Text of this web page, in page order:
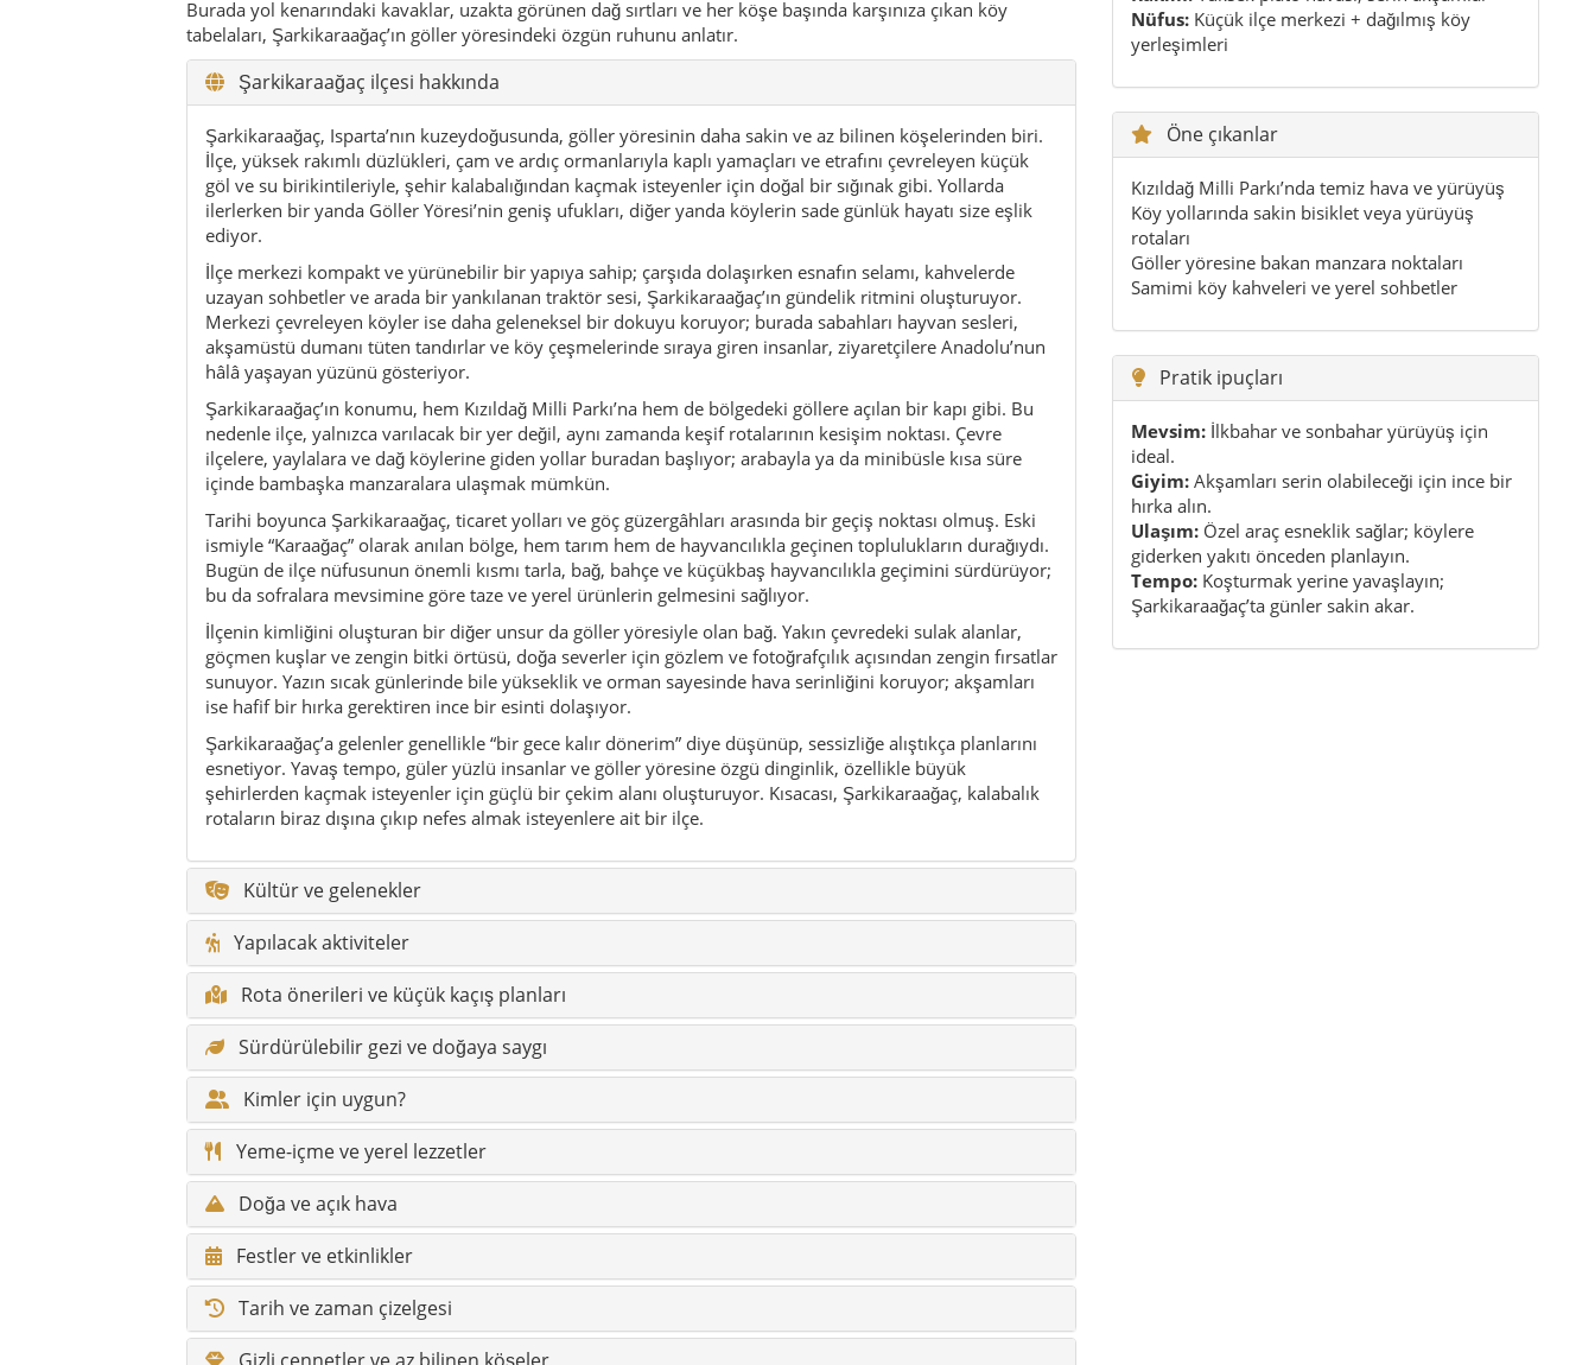
Burada yol kenarındaki kavaklar, uzakta görünen dağ sırtları ve her köşe başında karşınıza çıkan köy
tabelaları, Şarkikaraağaç’ın göller yöresindeki özgün ruhunu anlatır.
Şarkikaraağaç ilçesi hakkında
Şarkikaraağaç, Isparta’nın kuzeydoğusunda, göller yöresinin daha sakin ve az bilinen köşelerinden biri.
İlçe, yüksek rakımlı düzlükleri, çam ve ardıç ormanlarıyla kaplı yamaçları ve etrafını çevreleyen küçük
göl ve su birikintileriyle, şehir kalabalığından kaçmak isteyenler için doğal bir sığınak gibi. Yollarda
ilerlerken bir yanda Göller Yöresi’nin geniş ufukları, diğer yanda köylerin sade günlük hayatı size eşlik
ediyor.
İlçe merkezi kompakt ve yürünebilir bir yapıya sahip; çarşıda dolaşırken esnafın selamı, kahvelerde
uzayan sohbetler ve arada bir yankılanan traktör sesi, Şarkikaraağaç’ın gündelik ritmini oluşturuyor.
Merkezi çevreleyen köyler ise daha geleneksel bir dokuyu koruyor; burada sabahları hayvan sesleri,
akşamüstü dumanı tüten tandırlar ve köy çeşmelerinde sıraya giren insanlar, ziyaretçilere Anadolu’nun
hâlâ yaşayan yüzünü gösteriyor.
Şarkikaraağaç’ın konumu, hem Kızıldağ Milli Parkı’na hem de bölgedeki göllere açılan bir kapı gibi. Bu
nedenle ilçe, yalnızca varılacak bir yer değil, aynı zamanda keşif rotalarının kesişim noktası. Çevre
ilçelere, yaylalara ve dağ köylerine giden yollar buradan başlıyor; arabayla ya da minibüsle kısa süre
içinde bambaşka manzaralara ulaşmak mümkün.
Tarihi boyunca Şarkikaraağaç, ticaret yolları ve göç güzergâhları arasında bir geçiş noktası olmuş. Eski
ismiyle “Karaağaç” olarak anılan bölge, hem tarım hem de hayvancılıkla geçinen toplulukların durağıydı.
Bugün de ilçe nüfusunun önemli kısmı tarla, bağ, bahçe ve küçükbaş hayvancılıkla geçimini sürdürüyor;
bu da sofralara mevsimine göre taze ve yerel ürünlerin gelmesini sağlıyor.
İlçenin kimliğini oluşturan bir diğer unsur da göller yöresiyle olan bağ. Yakın çevredeki sulak alanlar,
göçmen kuşlar ve zengin bitki örtüsü, doğa severler için gözlem ve fotoğrafçılık açısından zengin fırsatlar
sunuyor. Yazın sıcak günlerinde bile yükseklik ve orman sayesinde hava serinliğini koruyor; akşamları
ise hafif bir hırka gerektiren ince bir esinti dolaşıyor.
Şarkikaraağaç’a gelenler genellikle “bir gece kalır dönerim” diye düşünüp, sessizliğe alıştıkça planlarını
esnetiyor. Yavaş tempo, güler yüzlü insanlar ve göller yöresine özgü dinginlik, özellikle büyük
şehirlerden kaçmak isteyenler için güçlü bir çekim alanı oluşturuyor. Kısacası, Şarkikaraağaç, kalabalık
rotaların biraz dışına çıkıp nefes almak isteyenlere ait bir ilçe.
Kültür ve gelenekler
Yapılacak aktiviteler
Rota önerileri ve küçük kaçış planları
Sürdürülebilir gezi ve doğaya saygı
Kimler için uygun?
Yeme-içme ve yerel lezzetler
Doğa ve açık hava
Festler ve etkinlikler
Tarih ve zaman çizelgesi
Nüfus: Küçük ilçe merkezi + dağılmış köy
yerleşimleri
Öne çıkanlar
Kızıldağ Milli Parkı’nda temiz hava ve yürüyüş
Köy yollarında sakin bisiklet veya yürüyüş
rotaları
Göller yöresine bakan manzara noktaları
Samimi köy kahveleri ve yerel sohbetler
Pratik ipuçları
Mevsim: İlkbahar ve sonbahar yürüyüş için
ideal.
Giyim: Akşamları serin olabileceği için ince bir
hırka alın.
Ulaşım: Özel araç esneklik sağlar; köylere
giderken yakıtı önceden planlayın.
Tempo: Koşturmak yerine yavaşlayın;
Şarkikaraağaç’ta günler sakin akar.